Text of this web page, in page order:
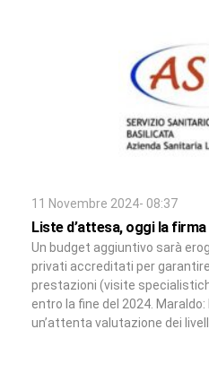
11 Novembre 2024- 08:37
Liste d’attesa, oggi la
Un budget aggiuntivo sarà
privati accreditati per
prestazioni (visite
entro la fine del 2024.
un’attenta valutazione dei